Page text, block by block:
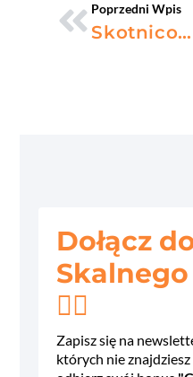
Poprzedni Wpis
Skotnicowa Skała
Dołącz
Skalnego
🧗‍♂️
Zapisz się na
których nie